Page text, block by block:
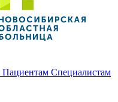
Пациентам Специалистам